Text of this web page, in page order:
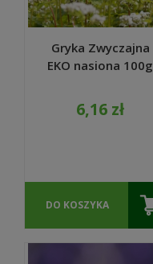
Gryka Zwyczajna
EKO nasiona 100g
6,16 zł
DO KOSZYKA